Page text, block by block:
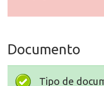
Documento
Tipo de